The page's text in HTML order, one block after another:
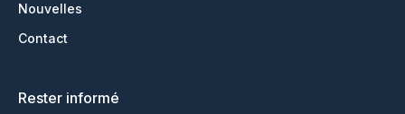
Nouvelles
Contact
Rester informé